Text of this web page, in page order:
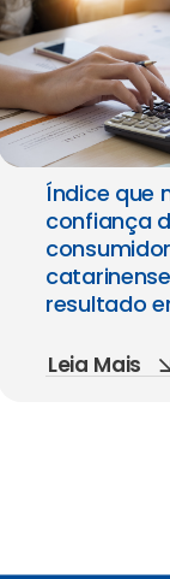
Índice que
confiança
resultado
Leia Mais